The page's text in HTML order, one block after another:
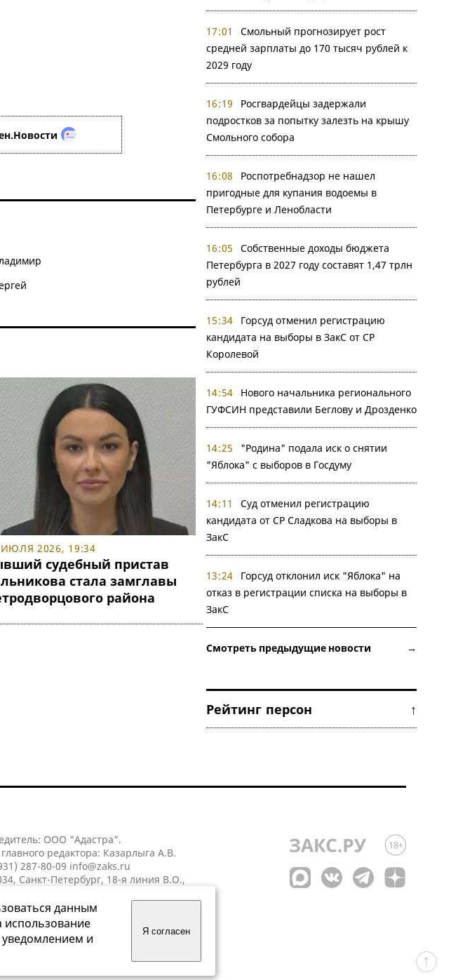
2026, 19:34
судебный пристав
стала замглавы
района
17:01
Смольный прогнозирует рост
средней зарплаты до 170 тысяч рублей к
2029 году
16:19
Росгвардейцы задержали
подростков за попытку залезть на крышу
Смольного собора
16:08
Роспотребнадзор не нашел
пригодные для купания водоемы в
Петербурге и Ленобласти
16:05
Собственные доходы бюджета
Петербурга в 2027 году составят 1,47 трлн
рублей
15:34
Горсуд отменил регистрацию
кандидата на выборы в ЗакС от СР
Королевой
14:54
Нового начальника регионального
ГУФСИН представили Беглову и Дрозденко
14:25
"Родина" подала иск о снятии
"Яблока" с выборов в Госдуму
14:11
Суд отменил регистрацию
кандидата от СР Сладкова на выборы в
ЗакС
13:24
Горсуд отклонил иск "Яблока" на
отказ в регистрации списка на выборы в
ЗакС
Смотреть предыдущие новости →
Рейтинг персон ↑
ООО "Адастра".
редактора: Казарлыга А.В.
287-80-09 info@zaks.ru
Санкт-Петербург, 18-я линия В.О.,
данным
использование
и
Я согласен